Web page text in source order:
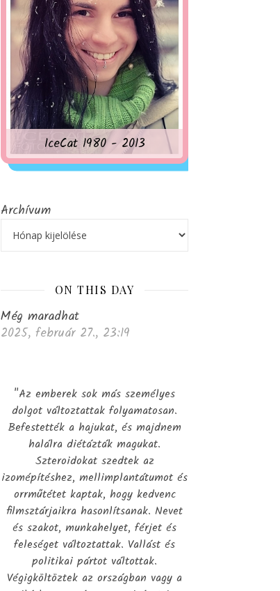
IceCat 1980 - 2013
Archívum
ON THIS DAY
Még maradhat
2025, február 27., 23:19
"Az emberek sok más személyes
dolgot változtattak folyamatosan.
Befestették a hajukat, és majdnem
halálra diétázták magukat.
Szteroidokat szedtek az
izomépítéshez, mellimplantátumot és
orrműtétet kaptak, hogy kedvenc
filmsztárjaikra hasonlítsanak. Nevet
és szakot, munkahelyet, férjet és
feleséget változtattak. Vallást és
politikai pártot váltottak.
Végigköltöztek az országban vagy a